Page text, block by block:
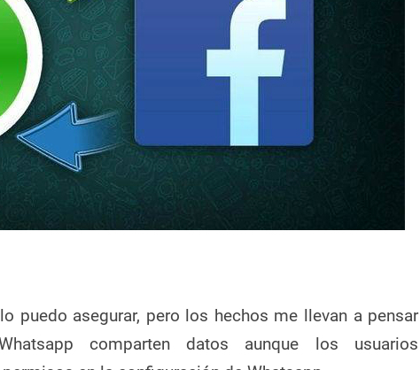
puedo asegurar, pero los hechos me llevan a pensar
comparten datos aunque los usuarios